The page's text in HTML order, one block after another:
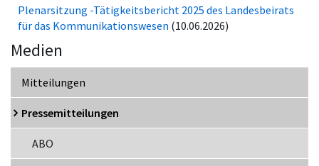
Plenarsitzung -Tätigkeitsbericht 2025 des Landesbeirats
für das Kommunikationswesen (10.06.2026)
Medien
Mitteilungen
Pressemitteilungen
ABO